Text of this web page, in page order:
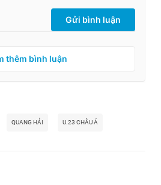
Gửi bình luận
thêm bình luận
QUANG HẢI U.23 CHÂU Á